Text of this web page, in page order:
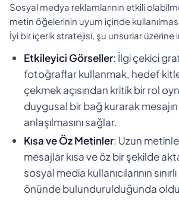
Sosyal medya reklamlarının etkili
metin öğelerinin uyum içinde
İyi bir içerik stratejisi, şu unsurlar üzerine
Etkileyici Görseller: İlgi çekici
fotoğraflar kullanmak, hedef
çekmek açısından kritik bir rol
duygusal bir bağ kurarak
anlaşılmasını sağlar.
Kısa ve Öz Metinler: Uzun
mesajlar kısa ve öz bir şekilde
sosyal media kullanıcılarının
önünde bulundurulduğunda